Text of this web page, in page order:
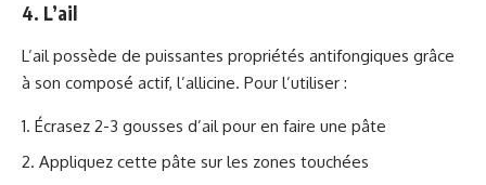
4. L’ail
L’ail possède de puissantes propriétés antifongiques grâce
à son composé actif, l’allicine. Pour l’utiliser :
Écrasez 2-3 gousses d’ail pour en faire une pâte
Appliquez cette pâte sur les zones touchées